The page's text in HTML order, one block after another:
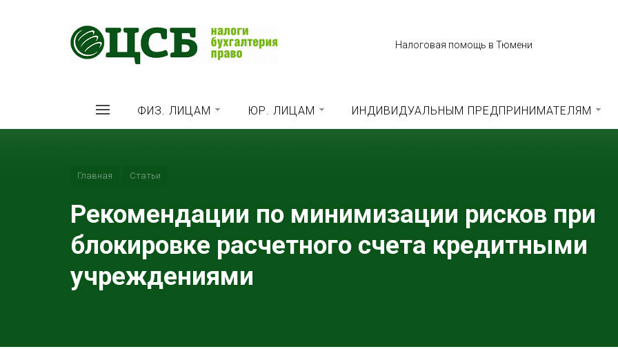
Налоговая помощь в Тюмени
ФИЗ. ЛИЦАМ ЮР. ЛИЦАМ ИНДИВИДУАЛЬНЫМ ПРЕДПРИНИМАТЕЛЯМ
Главная Статьи
Рекомендации по минимизации рисков при
блокировке расчетного счета кредитными
учреждениями